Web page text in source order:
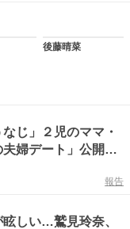
後藤晴菜
じ」２児のママ・
夫婦デート」公開
報告
しい…鷲見玲奈、